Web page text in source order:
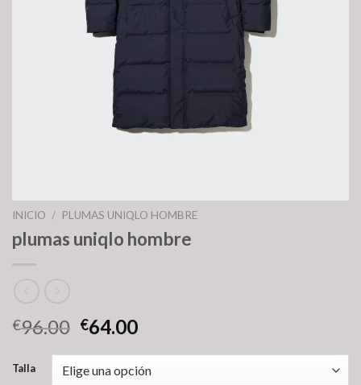
INICIO / PLUMAS UNIQLO HOMBRE
plumas uniqlo hombre
€96.00 €64.00
Talla